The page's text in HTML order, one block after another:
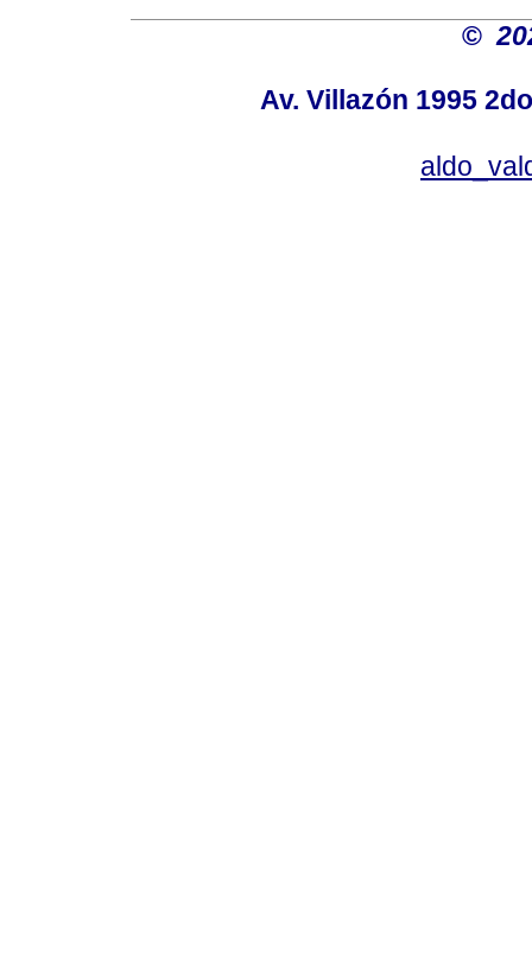
©
Av. Villazón 1995